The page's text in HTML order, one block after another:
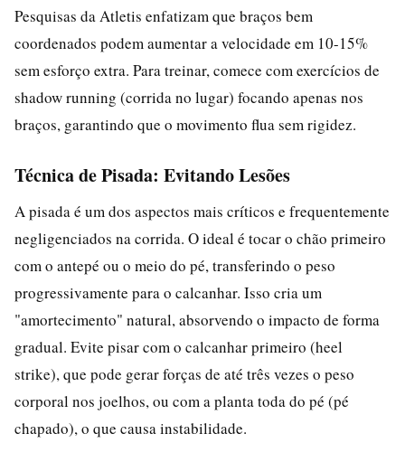
Pesquisas da Atletis enfatizam que braços bem
coordenados podem aumentar a velocidade em 10-15%
sem esforço extra. Para treinar, comece com exercícios de
shadow running (corrida no lugar) focando apenas nos
braços, garantindo que o movimento flua sem rigidez.
Técnica de Pisada: Evitando Lesões
A pisada é um dos aspectos mais críticos e frequentemente
negligenciados na corrida. O ideal é tocar o chão primeiro
com o antepé ou o meio do pé, transferindo o peso
progressivamente para o calcanhar. Isso cria um
"amortecimento" natural, absorvendo o impacto de forma
gradual. Evite pisar com o calcanhar primeiro (heel
strike), que pode gerar forças de até três vezes o peso
corporal nos joelhos, ou com a planta toda do pé (pé
chapado), o que causa instabilidade.